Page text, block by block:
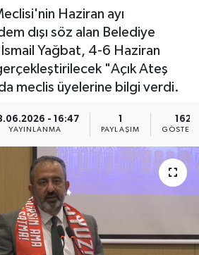
Haziran ayı
dışı söz alan Belediye
İsmail Yağbat, 4-6 Haziran
"Açık Ateş
meclis üyelerine bilgi verdi.
- 16:47
YAYINLANMA
1
PAYLAŞIM
162